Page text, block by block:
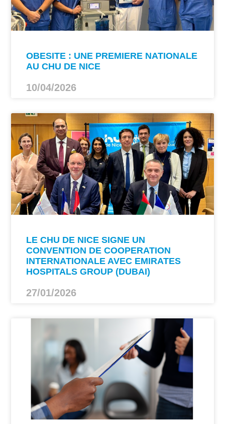
OBESITE : UNE PREMIERE NATIONALE
AU CHU DE NICE
10/04/2026
LE CHU DE NICE SIGNE UN
CONVENTION DE COOPERATION
INTERNATIONALE AVEC EMIRATES
HOSPITALS GROUP (DUBAI)
27/01/2026